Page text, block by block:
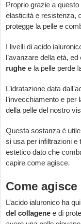
Proprio grazie a
elasticità e resistenza,
protegge la pelle e
I livelli di acido
l’avanzare della età,
rughe e la pelle perde
L’idratazione data
l’invecchiamento e per
della pelle del nostro
Questa sostanza è
si usa per infiltrazioni e
estetico dato che
capire come agisce.
Come agisce
L’acido ialuronico ha
del collagene e di